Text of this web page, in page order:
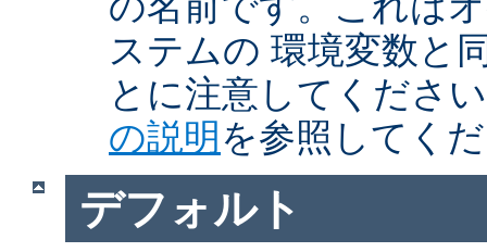
ステムの 環境変数と
とに注意してくださ
の説明 を参照してく
デフォルト